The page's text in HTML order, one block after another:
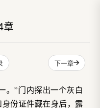
章
下一章
”门内探出一个灰白
份证件藏在身后，露